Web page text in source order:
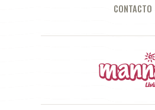
CONTACTO